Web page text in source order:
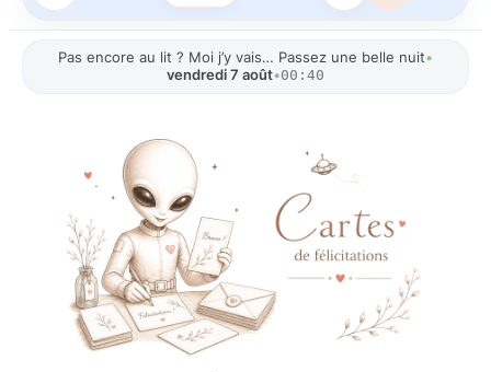
Pas encore au lit ? Moi j’y vais… Passez une belle nuit•
vendredi 7 août•00:40